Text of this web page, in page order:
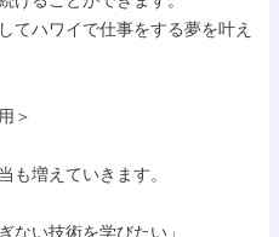
てハワイで仕事をする夢を叶え
＞
も増えていきます。
ない技術を学びたい」